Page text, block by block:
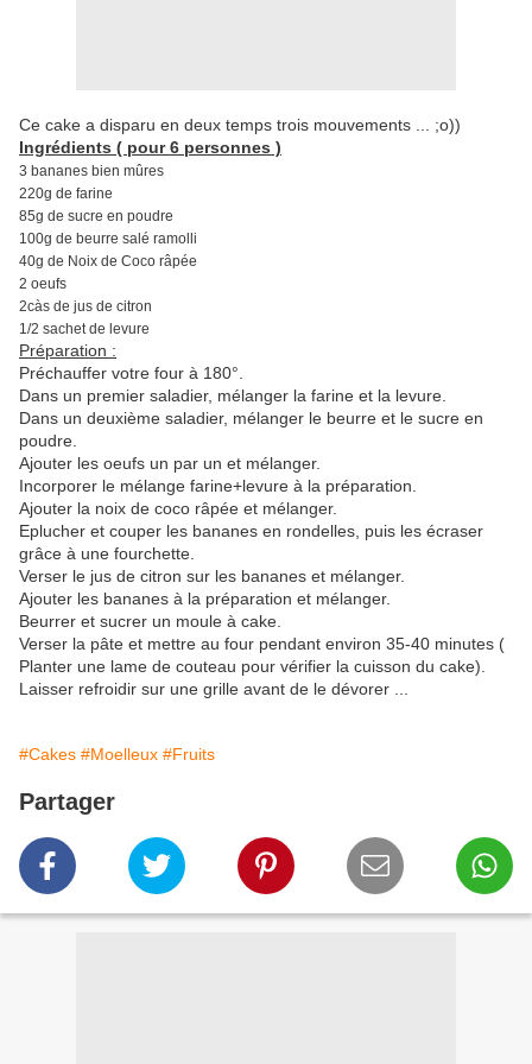
Ce cake a disparu en deux temps trois mouvements ... ;o))
Ingrédients ( pour 6 personnes )
3 bananes bien mûres
220g de farine
85g de sucre en poudre
100g de beurre salé ramolli
40g de Noix de Coco râpée
2 oeufs
2càs de jus de citron
1/2 sachet de levure
Préparation :
Préchauffer votre four à 180°.
Dans un premier saladier, mélanger la farine et la levure.
Dans un deuxième saladier, mélanger le beurre et le sucre en
poudre.
Ajouter les oeufs un par un et mélanger.
Incorporer le mélange farine+levure à la préparation.
Ajouter la noix de coco râpée et mélanger.
Eplucher et couper les bananes en rondelles, puis les écraser
grâce à une fourchette.
Verser le jus de citron sur les bananes et mélanger.
Ajouter les bananes à la préparation et mélanger.
Beurrer et sucrer un moule à cake.
Verser la pâte et mettre au four pendant environ 35-40 minutes (
Planter une lame de couteau pour vérifier la cuisson du cake).
Laisser refroidir sur une grille avant de le dévorer ...
#Cakes #Moelleux #Fruits
Partager